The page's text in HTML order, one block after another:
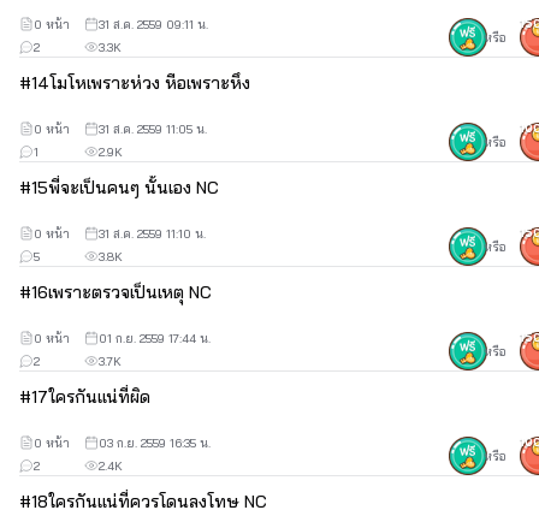
ชายหนุ่นในนิ้วเรียวยาวของตนปราดปัดและบีบคลึงยอดยกสีสวย
ของหญิงสาว สลับกับบีบเค้นเต้าเต็งที่อวบอิ่มเต็มมือใหญ่ของเค้า
“อือ...อืม...อื้ม!!”เสียงครางส่งออกมาจากลำคอระหงที่ตอนนี้กำลังรู้สึก
เสียวซ่านจากแรงบีบเค้นที่เต้าอวบและยอดอก
3.3K
2
0 หน้า
31 ส.ค. 2559 09:11 น.
หรือ
#14โมโหเพราะห่วง หีือเพราะหึง
2.9K
1
0 หน้า
31 ส.ค. 2559 11:05 น.
หรือ
#15พี่จะเป็นคนๆ นั้นเอง NC
3.8K
5
0 หน้า
31 ส.ค. 2559 11:10 น.
หรือ
#16เพราะตรวจเป็นเหตุ NC
3.7K
2
0 หน้า
01 ก.ย. 2559 17:44 น.
หรือ
#17ใครกันแน่ที่ผิด
2.4K
2
0 หน้า
03 ก.ย. 2559 16:35 น.
หรือ
#18ใครกันแน่ที่ควรโดนลงโทษ NC